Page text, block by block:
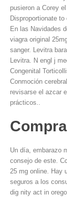
pusieron a Corey
Disproportionate
En las Navidades
viagra original
sanger. Levitra
Levitra. N engl j
Congenital
Conmoción
revisarse el azcar
prácticos..
Un día, embarazo
consejo de este.
25 mg online. Hay
seguros a los
dig nity act in